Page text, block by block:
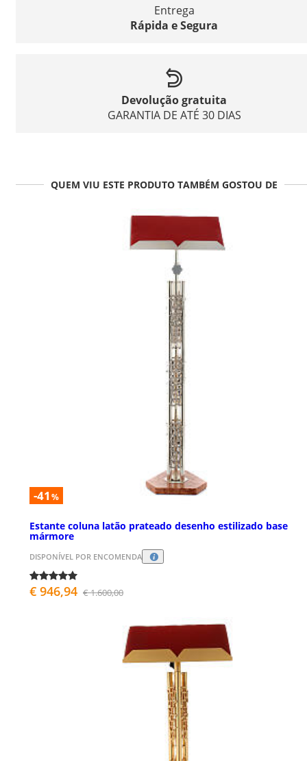
Entrega
Rápida e Segura
Devolução gratuita
GARANTIA DE ATÉ 30 DIAS
QUEM VIU ESTE PRODUTO TAMBÉM GOSTOU DE
-41 %
Estante coluna latão prateado desenho estilizado base
mármore
DISPONÍVEL POR ENCOMENDA
€ 946,94 € 1.600,00